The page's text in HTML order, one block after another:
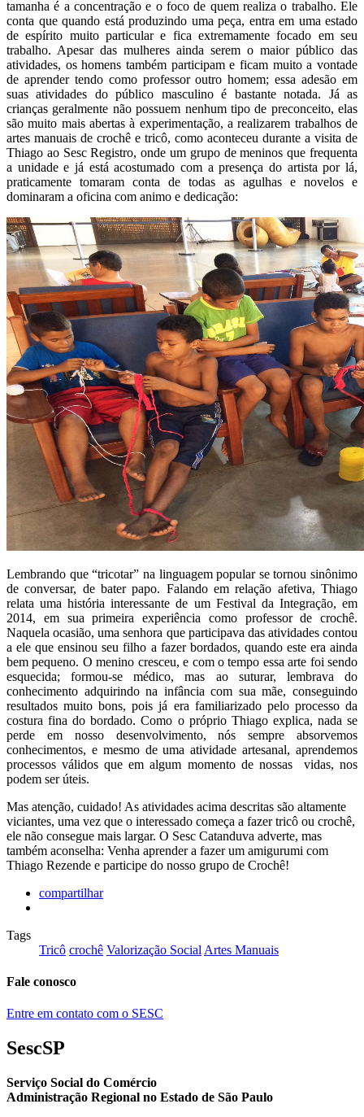
tamanha é a concentração e o foco de quem realiza o trabalho. Ele
conta que quando está produzindo uma peça, entra em uma estado
de espírito muito particular e fica extremamente focado em seu
trabalho. Apesar das mulheres ainda serem o maior público das
atividades, os homens também participam e ficam muito a vontade
de aprender tendo como professor outro homem; essa adesão em
suas atividades do público masculino é bastante notada. Já as
crianças geralmente não possuem nenhum tipo de preconceito, elas
são muito mais abertas à experimentação, a realizarem trabalhos de
artes manuais de crochê e tricô, como aconteceu durante a visita de
Thiago ao Sesc Registro, onde um grupo de meninos que frequenta
a unidade e já está acostumado com a presença do artista por lá,
praticamente tomaram conta de todas as agulhas e novelos e
dominaram a oficina com animo e dedicação:
Lembrando que “tricotar” na linguagem popular se tornou sinônimo
de conversar, de bater papo. Falando em relação afetiva, Thiago
relata uma história interessante de um Festival da Integração, em
2014, em sua primeira experiência como professor de crochê.
Naquela ocasião, uma senhora que participava das atividades contou
a ele que ensinou seu filho a fazer bordados, quando este era ainda
bem pequeno. O menino cresceu, e com o tempo essa arte foi sendo
esquecida; formou-se médico, mas ao suturar, lembrava do
conhecimento adquirindo na infância com sua mãe, conseguindo
resultados muito bons, pois já era familiarizado pelo processo da
costura fina do bordado. Como o próprio Thiago explica, nada se
perde em nosso desenvolvimento, nós sempre absorvemos
conhecimentos, e mesmo de uma atividade artesanal, aprendemos
processos válidos que em algum momento de nossas vidas, nos
podem ser úteis.
Mas atenção, cuidado! As atividades acima descritas são altamente
viciantes, uma vez que o interessado começa a fazer tricô ou crochê,
ele não consegue mais largar. O Sesc Catanduva adverte, mas
também aconselha: Venha aprender a fazer um amigurumi com
Thiago Rezende e participe do nosso grupo de Crochê!
compartilhar
Tags
Tricô crochê Valorização Social Artes Manuais
Fale conosco
Entre em contato com o SESC
SescSP
Serviço Social do Comércio
Administração Regional no Estado de São Paulo